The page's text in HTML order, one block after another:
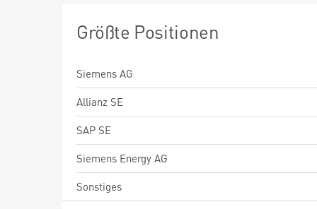
Größte Positionen
Siemens AG
Allianz SE
SAP SE
Siemens Energy AG
Sonstiges